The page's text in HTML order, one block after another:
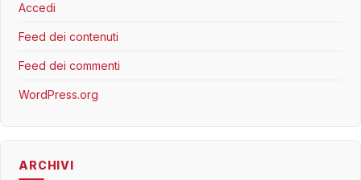
Accedi
Feed dei contenuti
Feed dei commenti
WordPress.org
ARCHIVI